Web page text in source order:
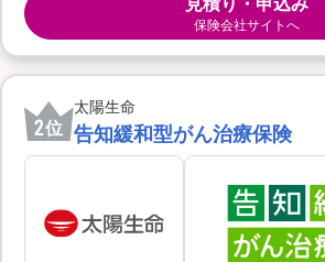
保険会社サイトへ
2位
太陽生命
告知緩和型がん治療保険